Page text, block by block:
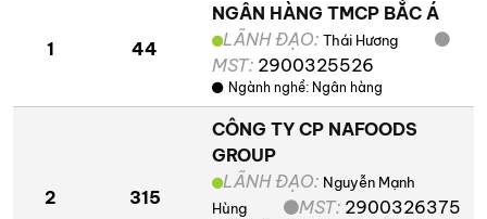
1 44
NGÂN HÀNG TMCP BẮC Á
LÃNH ĐẠO: Thái Hương
MST: 2900325526
Ngành nghề: Ngân hàng
2 315
CÔNG TY CP NAFOODS
GROUP
LÃNH ĐẠO: Nguyễn Mạnh
Hùng
MST: 2900326375